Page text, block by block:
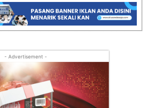
- Advertisement -